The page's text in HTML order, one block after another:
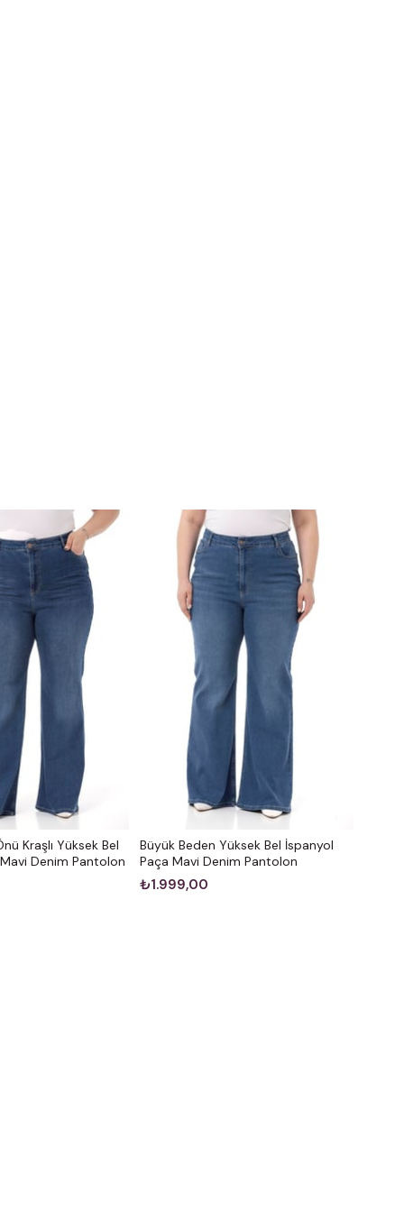
Kraşlı Yüksek Bel
Denim Pantolon
Büyük Beden Yüksek Bel İspanyol
Paça Mavi Denim Pantolon
₺1.999,00